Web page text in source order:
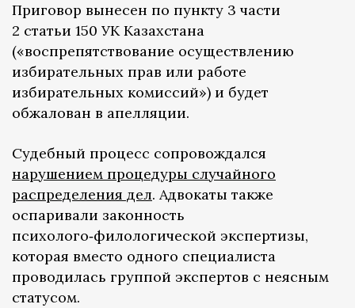
Приговор вынесен по пункту 3 части
2 статьи 150 УК Казахстана
(«воспрепятствование осуществлению
избирательных прав или работе
избирательных комиссий») и будет
обжалован в апелляции.
Судебный процесс сопровождался
нарушением процедуры случайного
распределения дел. Адвокаты также
оспаривали законность
психолого‑филологической экспертизы,
которая вместо одного специалиста
проводилась группой экспертов с неясным
статусом.